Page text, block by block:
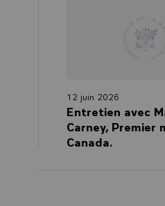
12 juin 2026
Entretien avec
Carney, Premier
Canada.